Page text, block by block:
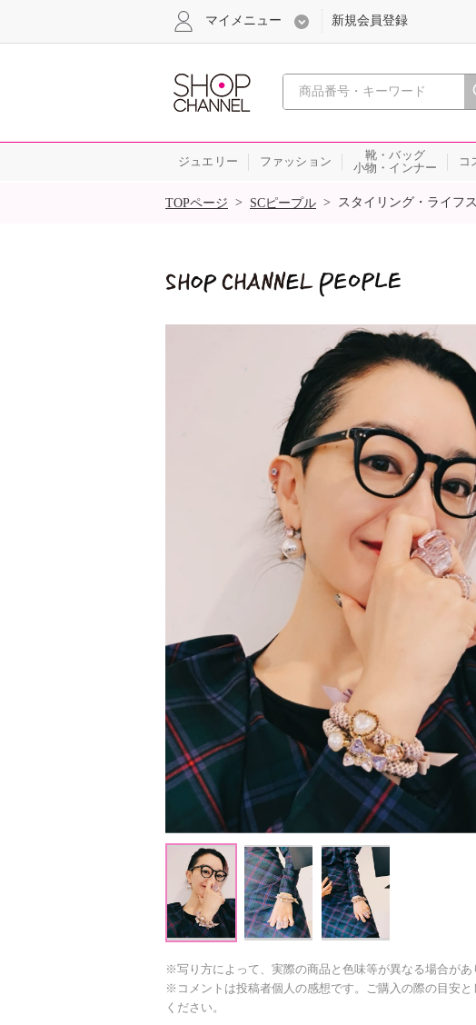
心おどる、瞬間を。
マイメニュー 新規会員登録
ジュエリー ファッション
靴・バッグ
小物・インナー
コ
SALE
TOPページ > SCピープル > スタイリング・ライフ
※写り方によって、実際の商品と色味等が異なる場合があ
※コメントは投稿者個人の感想です。ご購入の際の目安と
ください。